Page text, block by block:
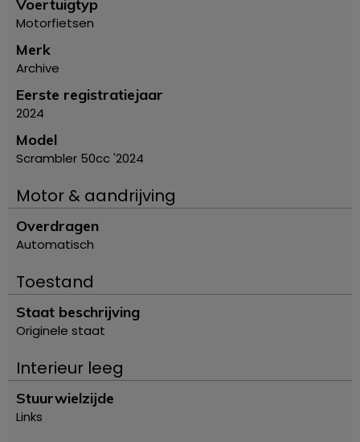
Voertuigtyp
Motorfietsen
Merk
Archive
Eerste registratiejaar
2024
Model
Scrambler 50cc '2024
Motor & aandrijving
Overdragen
Automatisch
Toestand
Staat beschrijving
Originele staat
Interieur leeg
Stuurwielzijde
Links